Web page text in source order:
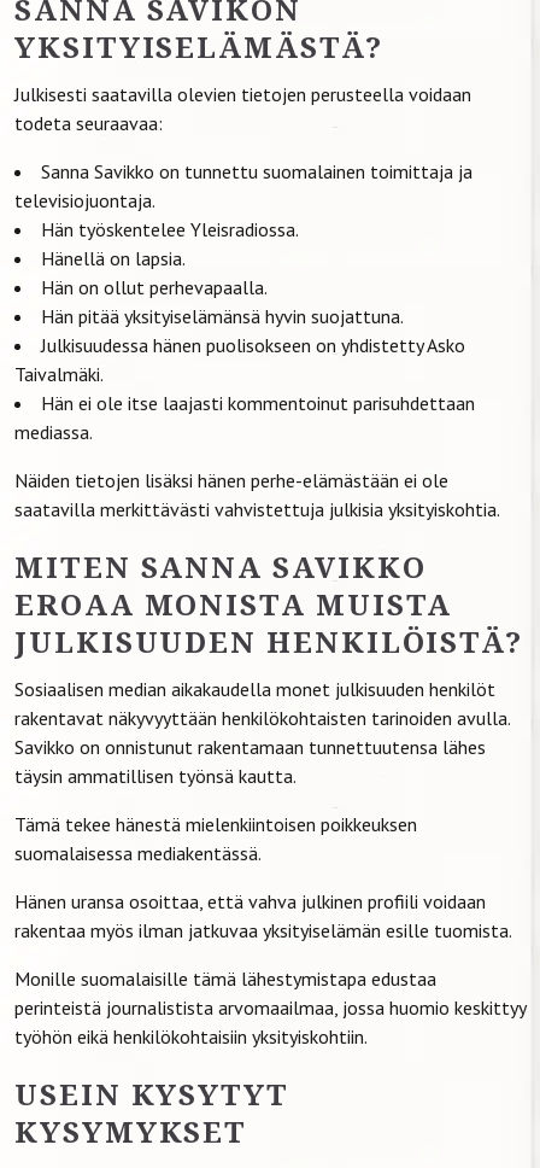
SANNA SAVIKON
YKSITYISELÄMÄSTÄ?
Julkisesti saatavilla olevien tietojen perusteella voidaan
todeta seuraavaa:
Sanna Savikko on tunnettu suomalainen toimittaja ja
televisiojuontaja.
Hän työskentelee Yleisradiossa.
Hänellä on lapsia.
Hän on ollut perhevapaalla.
Hän pitää yksityiselämänsä hyvin suojattuna.
Julkisuudessa hänen puolisokseen on yhdistetty Asko
Taivalmäki.
Hän ei ole itse laajasti kommentoinut parisuhdettaan
mediassa.
Näiden tietojen lisäksi hänen perhe-elämästään ei ole
saatavilla merkittävästi vahvistettuja julkisia yksityiskohtia.
MITEN SANNA SAVIKKO
EROAA MONISTA MUISTA
JULKISUUDEN HENKILÖISTÄ?
Sosiaalisen median aikakaudella monet julkisuuden henkilöt
rakentavat näkyvyyttään henkilökohtaisten tarinoiden avulla.
Savikko on onnistunut rakentamaan tunnettuutensa lähes
täysin ammatillisen työnsä kautta.
Tämä tekee hänestä mielenkiintoisen poikkeuksen
suomalaisessa mediakentässä.
Hänen uransa osoittaa, että vahva julkinen profiili voidaan
rakentaa myös ilman jatkuvaa yksityiselämän esille tuomista.
Monille suomalaisille tämä lähestymistapa edustaa
perinteistä journalistista arvomaailmaa, jossa huomio keskittyy
työhön eikä henkilökohtaisiin yksityiskohtiin.
USEIN KYSYTYT
KYSYMYKSET